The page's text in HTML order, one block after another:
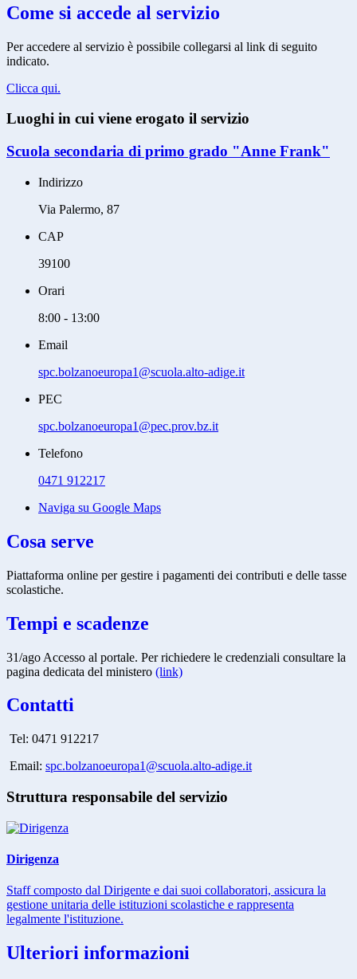
Come si accede al servizio
Per accedere al servizio è possibile collegarsi al link di seguito
indicato.
Clicca qui.
Luoghi in cui viene erogato il servizio
Scuola secondaria di primo grado "Anne Frank"
Indirizzo
Via Palermo, 87
CAP
39100
Orari
8:00 - 13:00
Email
spc.bolzanoeuropa1@scuola.alto-adige.it
PEC
spc.bolzanoeuropa1@pec.prov.bz.it
Telefono
0471 912217
Naviga su Google Maps
Cosa serve
Piattaforma online per gestire i pagamenti dei contributi e delle tasse
scolastiche.
Tempi e scadenze
31/ago Accesso al portale. Per richiedere le credenziali consultare la
pagina dedicata del ministero (link)
Contatti
Tel: 0471 912217
Email: spc.bolzanoeuropa1@scuola.alto-adige.it
Struttura responsabile del servizio
Dirigenza
Staff composto dal Dirigente e dai suoi collaboratori, assicura la
gestione unitaria delle istituzioni scolastiche e rappresenta
legalmente l'istituzione.
Ulteriori informazioni